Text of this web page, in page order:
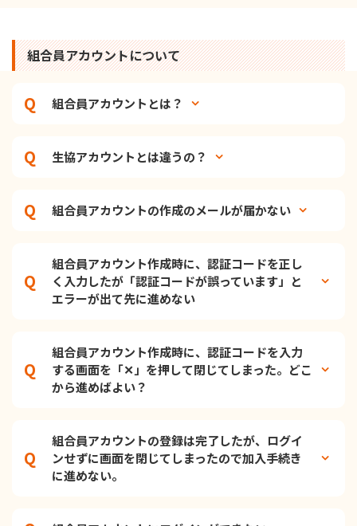
組合員アカウントについて
組合員アカウントとは？
生協アカウントとは違うの？
組合員アカウントの作成のメールが届かない
組合員アカウント作成時に、認証コードを正し
く入力したが「認証コードが誤っています」と
エラーが出て先に進めない
組合員アカウント作成時に、認証コードを入力
する画面を「✕」を押して閉じてしまった。どこ
から進めばよい？
組合員アカウントの登録は完了したが、ログイ
ンせずに画面を閉じてしまったので加入手続き
に進めない。